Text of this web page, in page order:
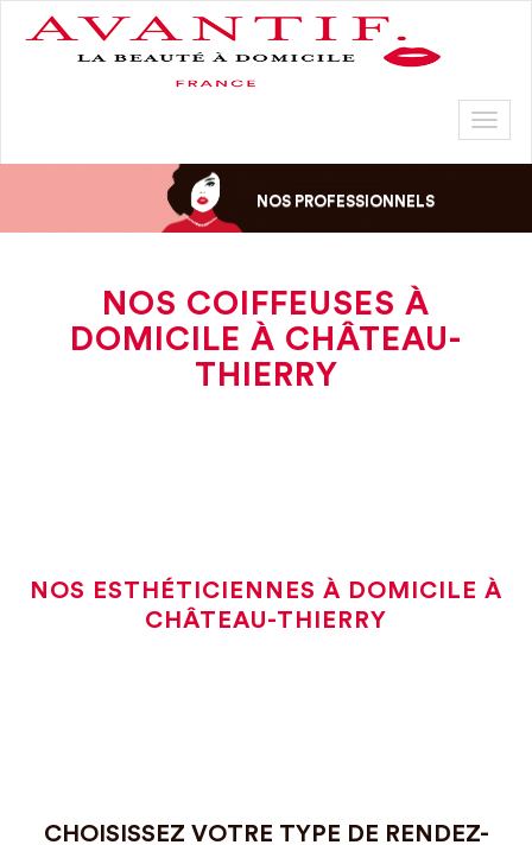
NOS PROFESSIONNELS
NOS COIFFEUSES À
DOMICILE À CHÂTEAU-
THIERRY
NOS ESTHÉTICIENNES À DOMICILE À
CHÂTEAU-THIERRY
CHOISISSEZ VOTRE TYPE DE RENDEZ-